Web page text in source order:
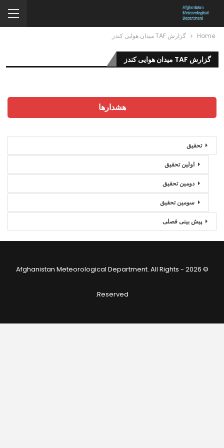
Home گزارش TAF میدان هوایی کندز
گزارش TAF میدان هوایی کندز
هشدارها
تحقیق
اولین تحقیق
دومین تحقیق
سومین تحقیق
پیش بینی فصلی
© 2026 - Afghanistan Meteorological Department. All Rights
Reserved.